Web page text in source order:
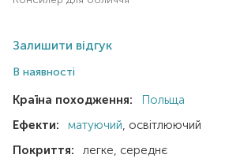
Залишити відгук
В наявності
Країна походження:
Польща
Ефекти:
матуючий освітлюючий
Покриття:
легке середнє